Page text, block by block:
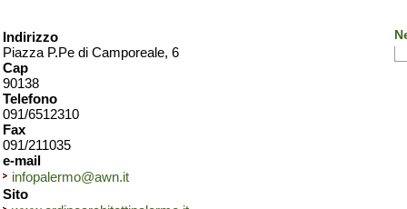
Indirizzo
Piazza P.Pe di Camporeale, 6
Cap
90138
Telefono
091/6512310
Fax
091/211035
e-mail
infopalermo@awn.it
Sito